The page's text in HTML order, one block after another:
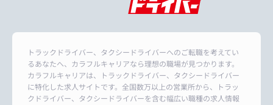
トラックドライバー、タクシードライバーへのご転職を考えてい
るあなたへ、カラフルキャリアなら理想の職場が見つかります。
カラフルキャリアは、トラックドライバー、タクシードライバー
に特化した求人サイトです。全国数万以上の営業所から、トラッ
クドライバー、タクシードライバーを含む幅広い職種の求人情報